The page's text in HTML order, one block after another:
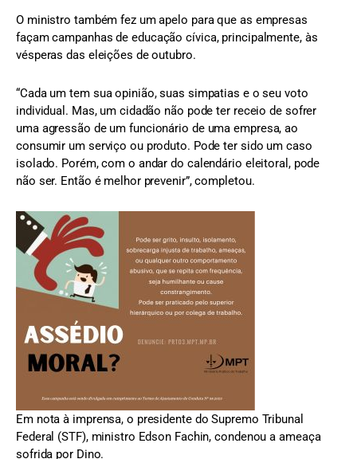
O ministro também fez um apelo para que as empresas
façam campanhas de educação cívica, principalmente, às
vésperas das eleições de outubro.
“Cada um tem sua opinião, suas simpatias e o seu voto
individual. Mas, um cidadão não pode ter receio de sofrer
uma agressão de um funcionário de uma empresa, ao
consumir um serviço ou produto. Pode ter sido um caso
isolado. Porém, com o andar do calendário eleitoral, pode
não ser. Então é melhor prevenir”, completou.
Em nota à imprensa, o presidente do Supremo Tribunal
Federal (STF), ministro Edson Fachin, condenou a ameaça
sofrida por Dino.